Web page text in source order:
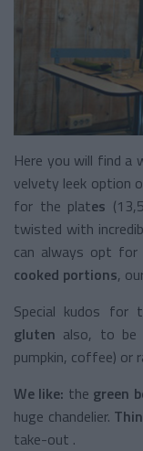
Here you will find a
velvety leek option
for the plates
twisted with
can always opt
cooked portions,
Special kudos for
gluten also, to be
pumpkin, coffee) or
We like: the green
huge chandelier.
take-out .